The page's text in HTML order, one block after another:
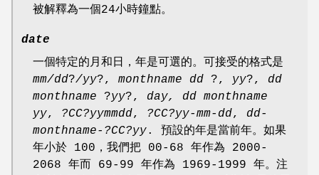
被解釋為一個24小時鐘點。
date
一個特定的月和日，年是可選的。可接受的格式是
mm/dd?/yy?, monthname dd ?, yy?, dd
monthname ?yy?, day, dd monthname
yy, ?CC?yymmdd, ?CC?yy-mm-dd, dd-
monthname-?CC?yy. 預設的年是當前年。如果
年小於 100，我們把 00-68 年作為 2000-
2068 年而 69-99 年作為 1969-1999 年。注